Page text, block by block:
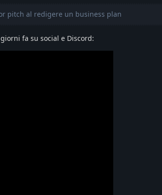
pitch al redigere un business plan
fa su social e Discord: